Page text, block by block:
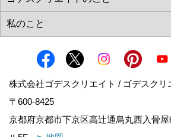
株式会社ゴデスクリエイト / ゴデスクリ
〒600-8425
京都府京都市下京区高辻通烏丸西入骨